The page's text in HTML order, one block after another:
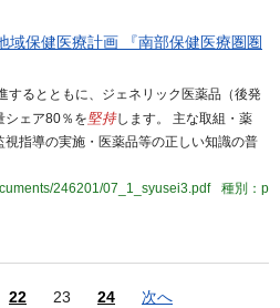
域保健医療計画 『南部保健医療圏圏
するとともに、ジェネリック医薬品（後発
シェア80％を堅持します。 主な取組・薬
指導の実施・医薬品等の正しい知識の普
246201/07_1_syusei3.pdf
種別：p
22 23 24 次へ